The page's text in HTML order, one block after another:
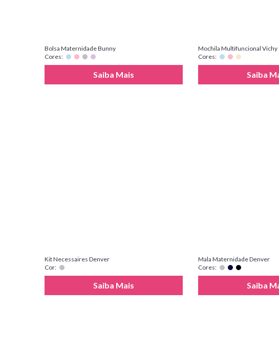
Bolsa Maternidade Bunny
Cores:
Saiba Mais
Mochila Multifuncional Vichy
Cores:
Saiba
Kit Necessaires Denver
Cor:
Saiba Mais
Mala Maternidade Denver
Cores:
Saiba